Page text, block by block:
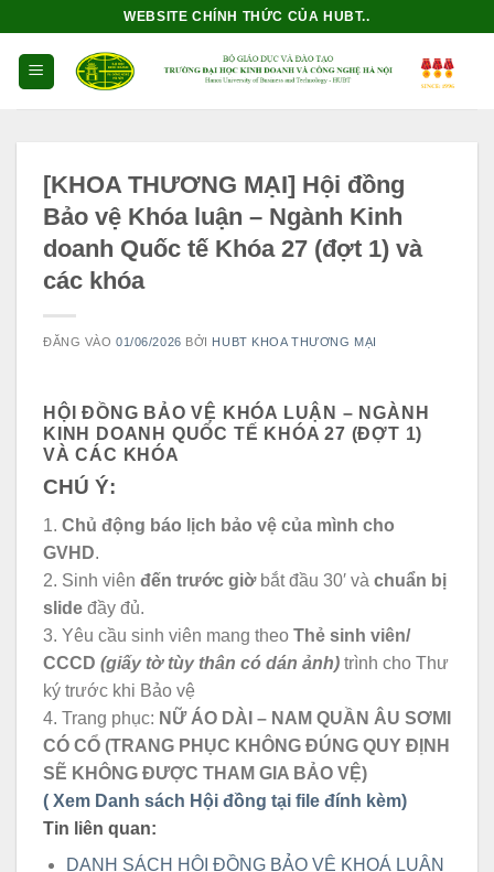
dung
WEBSITE CHÍNH THỨC CỦA HUBT..
[KHOA THƯƠNG MẠI] Hội đồng
Bảo vệ Khóa luận – Ngành Kinh
doanh Quốc tế Khóa 27 (đợt 1) và
các khóa
ĐĂNG VÀO01/06/2026 BỞI HUBT KHOA THƯƠNG MẠI
HỘI ĐỒNG BẢO VỆ KHÓA LUẬN – NGÀNH
KINH DOANH QUỐC TẾ KHÓA 27 (ĐỢT 1)
VÀ CÁC KHÓA
CHÚ Ý:
1. Chủ động báo lịch bảo vệ của mình cho
GVHD.
2. Sinh viên đến trước giờbắt đầu 30′ và chuẩn bị
slide đầy đủ.
3. Yêu cầu sinh viên mang theo Thẻ sinh viên/
CCCD (giấy tờ tùy thân có dán ảnh) trình cho Thư
ký trước khi Bảo vệ
4. Trang phục: NỮ ÁO DÀI – NAM QUẦN ÂU SƠMI
CÓ CỔ (TRANG PHỤC KHÔNG ĐÚNG QUY ĐỊNH
SẼ KHÔNG ĐƯỢC THAM GIA BẢO VỆ)
( Xem Danh sách Hội đồng tại file đính kèm)
Tin liên quan:
DANH SÁCH HỘI ĐỒNG BẢO VỆ KHOÁ LUẬN